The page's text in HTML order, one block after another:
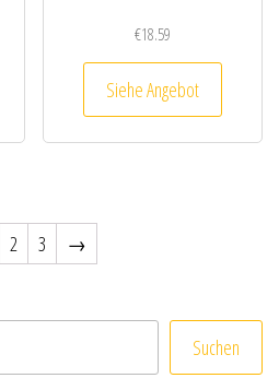
€18.59
Siehe Angebot
2 3 →
Suchen